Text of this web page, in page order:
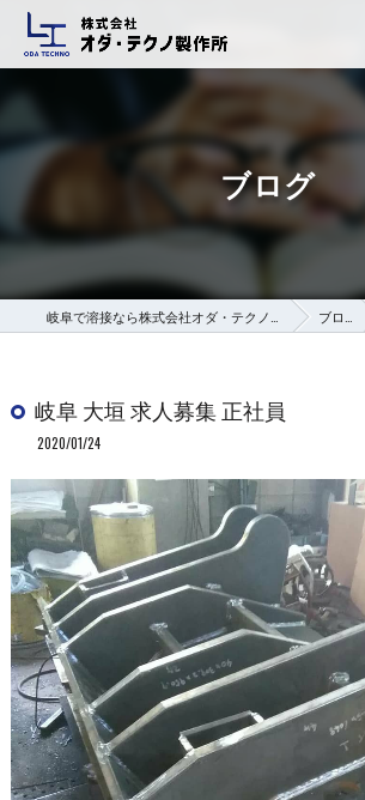
ブログ
ブログ
岐阜 大垣 求人募集 正社員
2020/01/24